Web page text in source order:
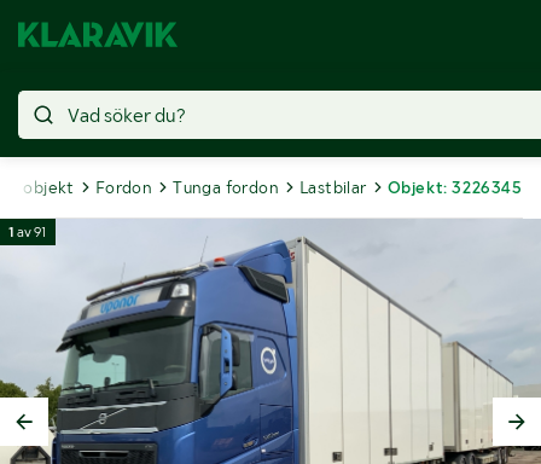
objekt Fordon Tunga fordon Lastbilar Objekt: 3226345
1 av91